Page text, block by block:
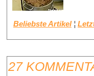
Beliebste Artikel ¦
27